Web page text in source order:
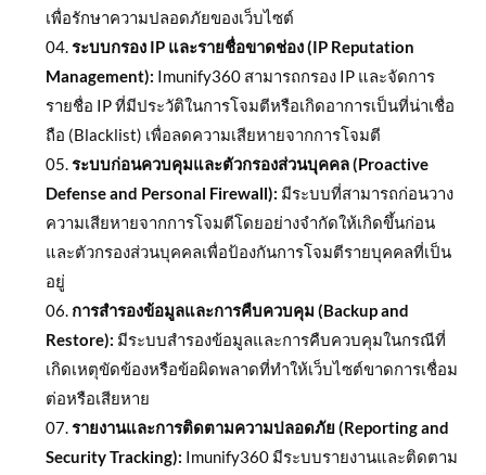
เพื่อรักษาความปลอดภัยของเว็บไซต์
ระบบกรอง IP และรายชื่อขาดช่อง (IP Reputation
Management): Imunify360 สามารถกรอง IP และจัดการ
รายชื่อ IP ที่มีประวัติในการโจมตีหรือเกิดอาการเป็นที่น่าเชื่อ
ถือ (Blacklist) เพื่อลดความเสียหายจากการโจมตี
ระบบก่อนควบคุมและตัวกรองส่วนบุคคล (Proactive
Defense and Personal Firewall): มีระบบที่สามารถก่อนวาง
ความเสียหายจากการโจมตีโดยอย่างจำกัดให้เกิดขึ้นก่อน
และตัวกรองส่วนบุคคลเพื่อป้องกันการโจมตีรายบุคคลที่เป็น
อยู่
การสำรองข้อมูลและการคืบควบคุม (Backup and
Restore): มีระบบสำรองข้อมูลและการคืบควบคุมในกรณีที่
เกิดเหตุขัดข้องหรือข้อผิดพลาดที่ทำให้เว็บไซต์ขาดการเชื่อม
ต่อหรือเสียหาย
รายงานและการติดตามความปลอดภัย (Reporting and
Security Tracking): Imunify360 มีระบบรายงานและติดตาม